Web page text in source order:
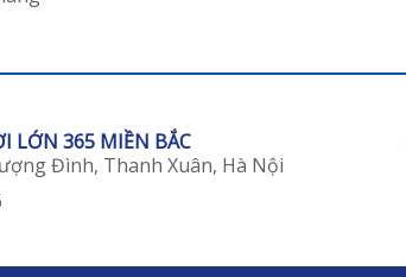
LỚN 365 MIỀN BẮC
Đình, Thanh Xuân, Hà Nội